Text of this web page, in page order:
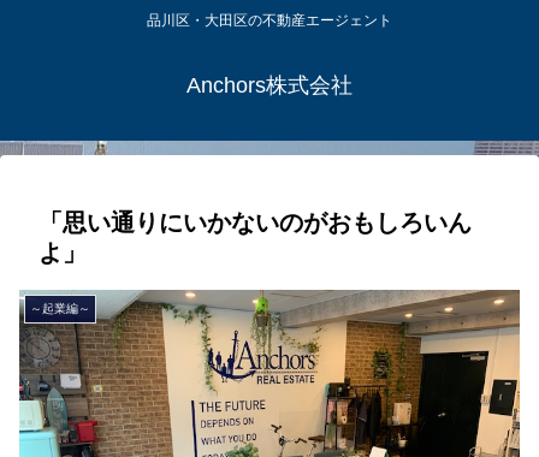
品川区・大田区の不動産エージェント
Anchors株式会社
「思い通りにいかないのがおもしろいん
よ」
～起業編～